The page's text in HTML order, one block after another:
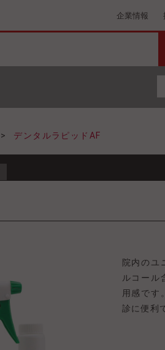
企業情報
> デンタルラピッドAF
院内のユ
ルコール
用感です
診に便利